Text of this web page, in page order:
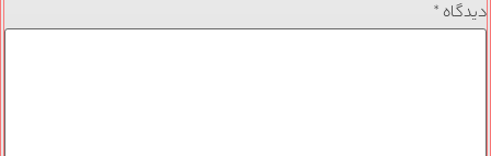
دیدگاه *